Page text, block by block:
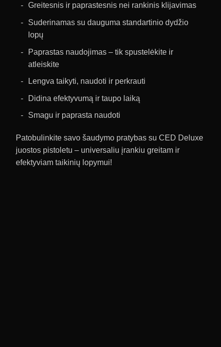
Greitesnis ir paprastesnis nei rankinis klijavimas
Suderinamas su dauguma standartinio dydžio
lopų
Paprastas naudojimas – tik spustelėkite ir
atleiskite
Lengva taikyti, naudoti ir perkrauti
Didina efektyvumą ir taupo laiką
Smagu ir paprasta naudoti
Patobulinkite savo šaudymo pratybas su CED Deluxe
juostos pistoletu – universaliu įrankiu greitam ir
efektyviam taikinių lopymui!